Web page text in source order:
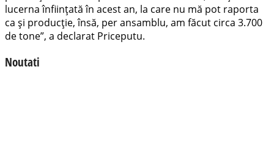
lucerna înfiinţată în acest an, la care nu mă pot raporta
ca şi producţie, însă, per ansamblu, am făcut circa 3.700
de tone”, a declarat Priceputu.
Noutati